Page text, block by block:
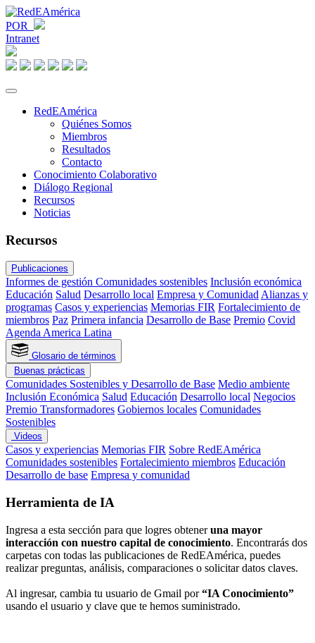
POR
Intranet
RedEAmérica
Quiénes Somos
Miembros
Resultados
Contacto
Conocimiento Colaborativo
Diálogo Regional
Recursos
Noticias
Recursos
Publicaciones
Informes de gestión Comunidades sostenibles Inclusión económica
Educación Salud Desarrollo local Empresa y ComunidadAlianzas y
programas Casos y experiencias Memorias FIR Fortalecimiento de
miembros Paz Primera infancia Desarrollo de Base Premio Covid
Agenda America Latina
Glosario de términos
Buenas prácticas
Comunidades Sostenibles y Desarrollo de Base Medio ambiente
Inclusión Económica Salud Educación Desarrollo local Negocios
Premio Transformadores Gobiernos locales Comunidades
Sostenibles
Videos
Casos y experiencias Memorias FIR Sobre RedEAmérica
Comunidades sostenibles Fortalecimiento miembros Educación
Desarrollo de base Empresa y comunidad
Herramienta de IA
Ingresa a esta sección para que logres obteneruna mayor
interacción con nuestro capital de conocimiento. Encontrarás dos
carpetas con todas las publicaciones de RedEAmérica, puedes
realizar preguntas, análisis, comparaciones o solicitar datos claves.
Al ingresar, cambia tu usuario de Gmail por“IA Conocimiento”
usando el usuario y clave que te hemos suministrado.